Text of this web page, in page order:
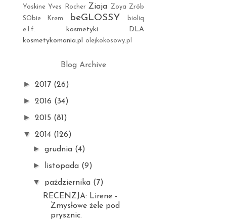
Yoskine Yves Rocher Ziaja Zoya Zrób
SObie Krem
beGLOSSY
bioliq
e.l.f.
kosmetyki DLA
kosmetykomania.pl olejkokosowy.pl
Blog Archive
► 2017 (26)
► 2016 (34)
► 2015 (81)
▼ 2014 (126)
►grudnia (4)
► listopada (9)
▼ października (7)
RECENZJA: Lirene -
Zmysłowe żele pod
prysznic.